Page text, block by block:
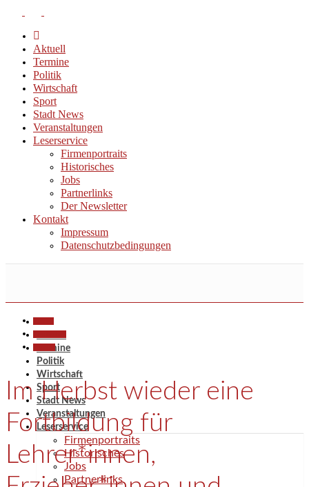
Aktuell
Termine
Politik
Wirtschaft
Sport
Stadt News
Veranstaltungen
Leserservice
Firmenportraits
Historisches
Jobs
Partnerlinks
Der Newsletter
Kontakt
Impressum
Datenschutzbedingungen
Termine
Politik
Wirtschaft
Sport
Stadt News
Veranstaltungen
Leserservice
Firmenportraits
Historisches
Jobs
Partnerlinks
Im Herbst wieder eine
Fortbildung für
Lehrer*innen,